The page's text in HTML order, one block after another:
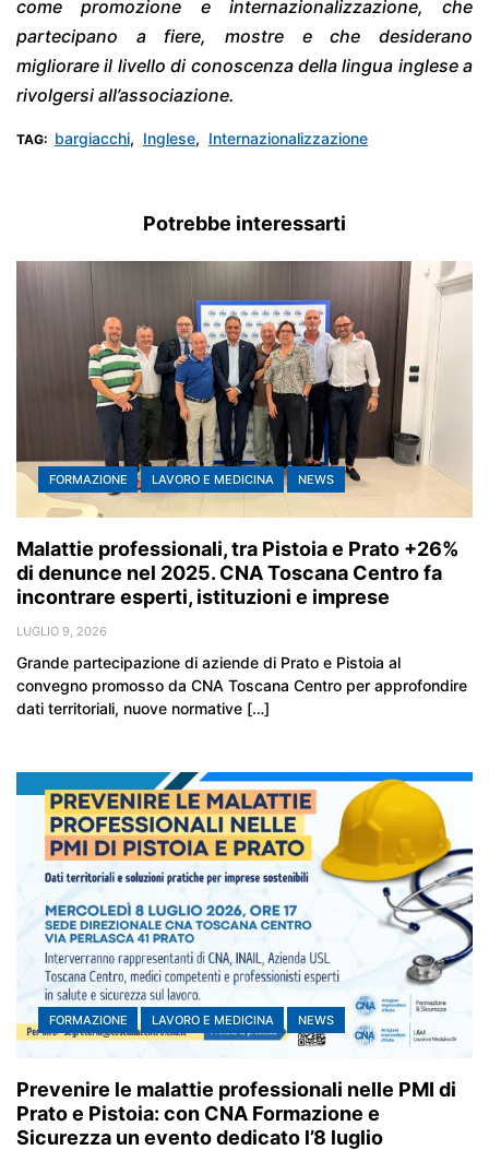
come promozione e internazionalizzazione, che
partecipano a fiere, mostre e che desiderano
migliorare il livello di conoscenza della lingua inglese a
rivolgersi all’associazione.
TAG: bargiacchi, Inglese, Internazionalizzazione
Potrebbe interessarti
FORMAZIONE LAVORO E MEDICINA NEWS
Malattie professionali, tra Pistoia e Prato +26%
di denunce nel 2025. CNA Toscana Centro fa
incontrare esperti, istituzioni e imprese
LUGLIO 9, 2026
Grande partecipazione di aziende di Prato e Pistoia al
convegno promosso da CNA Toscana Centro per approfondire
dati territoriali, nuove normative […]
FORMAZIONE LAVORO E MEDICINA NEWS
Prevenire le malattie professionali nelle PMI di
Prato e Pistoia: con CNA Formazione e
Sicurezza un evento dedicato l’8 luglio